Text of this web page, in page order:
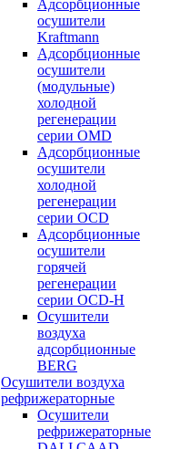
Адсорбционные
осушители
Kraftmann
Адсорбционные
осушители
(модульные)
холодной
регенерации
серии OMD
Адсорбционные
осушители
холодной
регенерации
серии OCD
Адсорбционные
осушители
горячей
регенерации
серии OСD-H
Осушители
воздуха
адсорбционные
BERG
Осушители воздуха
рефрижераторные
Осушители
рефрижераторные